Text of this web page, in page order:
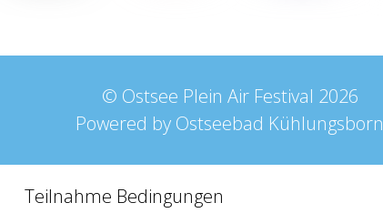
© Ostsee Plein Air Festival 2026
Powered by Ostseebad Kühlungsborn
Teilnahme Bedingungen